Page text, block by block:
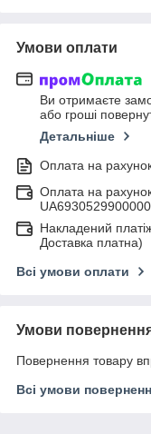
Умови оплати
Ви отримаєте
або гроші
Детальніше
Оплата на
Оплата на
Накладений
Доставка платна)
Всі умови оплати
Умови
Повернення товару
Всі умови